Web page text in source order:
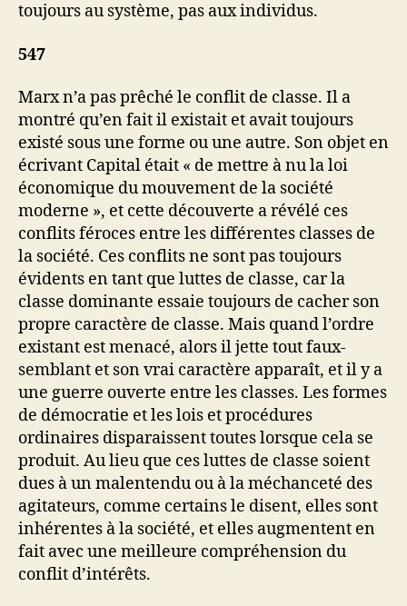
toujours au système, pas aux individus.
547
Marx n’a pas prêché le conflit de classe. Il a
montré qu’en fait il existait et avait toujours
existé sous une forme ou une autre. Son objet en
écrivant Capital était « de mettre à nu la loi
économique du mouvement de la société
moderne », et cette découverte a révélé ces
conflits féroces entre les différentes classes de
la société. Ces conflits ne sont pas toujours
évidents en tant que luttes de classe, car la
classe dominante essaie toujours de cacher son
propre caractère de classe. Mais quand l’ordre
existant est menacé, alors il jette tout faux-
semblant et son vrai caractère apparaît, et il y a
une guerre ouverte entre les classes. Les formes
de démocratie et les lois et procédures
ordinaires disparaissent toutes lorsque cela se
produit. Au lieu que ces luttes de classe soient
dues à un malentendu ou à la méchanceté des
agitateurs, comme certains le disent, elles sont
inhérentes à la société, et elles augmentent en
fait avec une meilleure compréhension du
conflit d’intérêts.